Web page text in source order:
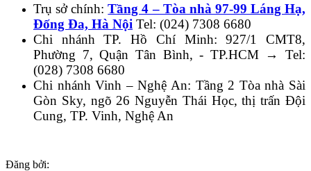
Trụ sở chính:Tầng 4 – Tòa nhà 97-99 Láng Hạ,
Đống Đa, Hà Nội Tel: (024) 7308 6680
Chi nhánh TP. Hồ Chí Minh: 927/1 CMT8,
Phường 7, Quận Tân Bình, - TP.HCM → Tel:
(028) 7308 6680
Chi nhánh Vinh – Nghệ An: Tầng 2 Tòa nhà Sài
Gòn Sky, ngõ 26 Nguyễn Thái Học, thị trấn Đội
Cung, TP. Vinh, Nghệ An
Đăng bởi: